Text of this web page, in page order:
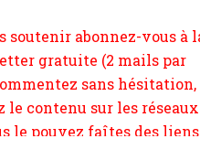
le pouvez faîtes des liens
depuis votre site.